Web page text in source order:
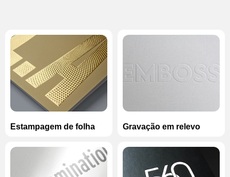
Estampagem de folha Gravação em relevo